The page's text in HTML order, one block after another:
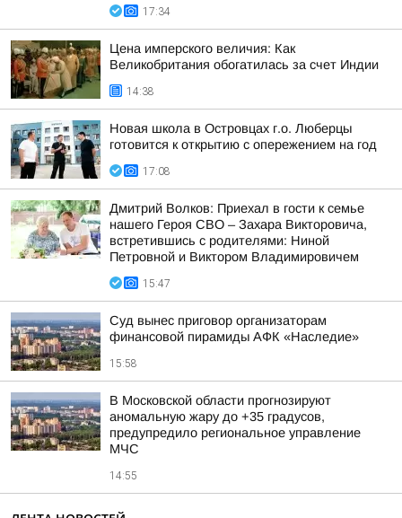
17:34
Цена имперского величия: Как
Великобритания обогатилась за счет Индии
14:38
Новая школа в Островцах г.о. Люберцы
готовится к открытию с опережением на год
17:08
Дмитрий Волков: Приехал в гости к семье
нашего Героя СВО – Захара Викторовича,
встретившись с родителями: Ниной
Петровной и Виктором Владимировичем
15:47
Суд вынес приговор организаторам
финансовой пирамиды АФК «Наследие»
15:58
В Московской области прогнозируют
аномальную жару до +35 градусов,
предупредило региональное управление
МЧС
14:55